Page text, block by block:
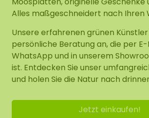
Alles maßgeschneidert nach Ihren
Unsere erfahrenen grünen
persönliche Beratung an, die per E-
WhatsApp und in unserem
ist. Entdecken Sie unser
und holen Sie die Natur nach
Jetzt einkaufen!